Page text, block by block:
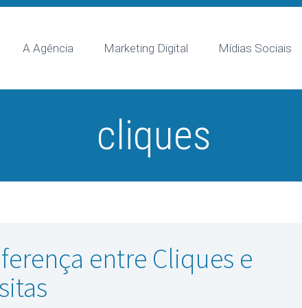
A Agência Marketing Digital Mídias Sociais
cliques
entre Cliques e